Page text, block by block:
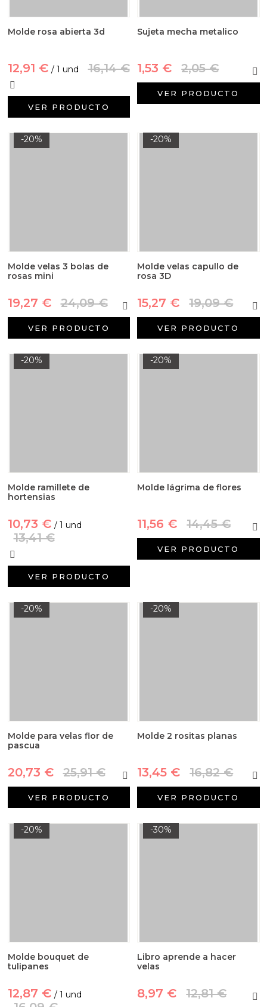
Molde rosa abierta 3d
12,91 € / 1 und 16,14 €
VER PRODUCTO
Sujeta mecha metalico
1,53 € 2,05 €
VER PRODUCTO
-20%
Molde velas 3 bolas de
rosas mini
19,27 € 24,09 €
VER PRODUCTO
-20%
Molde velas capullo de
rosa 3D
15,27 € 19,09 €
VER PRODUCTO
-20%
Molde ramillete de
hortensias
10,73 € / 1 und
13,41 €
VER PRODUCTO
-20%
Molde lágrima de flores
11,56 € 14,45 €
VER PRODUCTO
-20%
Molde para velas flor de
pascua
20,73 € 25,91 €
VER PRODUCTO
-20%
Molde 2 rositas planas
13,45 € 16,82 €
VER PRODUCTO
-20%
Molde bouquet de
tulipanes
12,87 € / 1 und
-30%
Libro aprende a hacer
velas
8,97 € 12,81 €